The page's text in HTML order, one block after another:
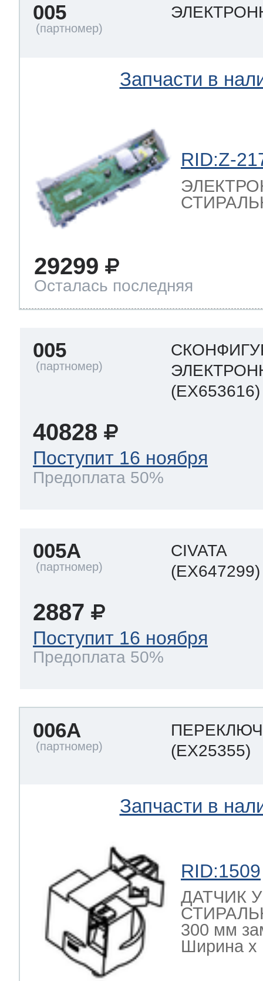
005
Запчасти в
RID:Z-
29299
Осталась последняя
005
(EX653616)
40828
Поступит 16 ноября
Предоплата 50%
005A
CIVATA
(EX647299)
2887
Поступит 16 ноября
Предоплата 50%
006A
(EX25355)
Запчасти в
RID:1509
ДАТЧИК
300 мм
Ширина х